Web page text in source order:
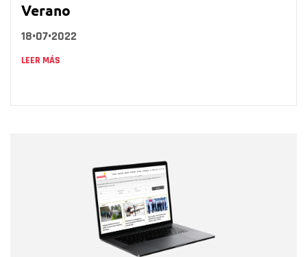
Verano
18•07•2022
LEER MÁS
Correo electrónico
Tipo de comentario